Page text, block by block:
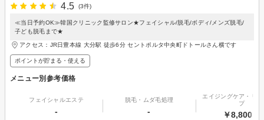
4.5
(3件)
≪当日予約OK≫韓国クリニック監修サロン★フェイシャル/脱毛/ボディ/メンズ脱毛/
子ども脱毛まで★
アクセス：JR日豊本線 大分駅 徒歩6分 セントポルタ中央町ドトールさん横です
ポイントが貯まる・使える
メニュー別参考価格
フェイシャルエステ
-
脱毛・ムダ毛処理
-
エイジングケア・リ
プ
￥8,800～